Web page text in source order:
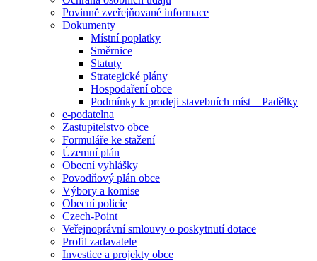
Povinně zveřejňované informace
Dokumenty
Místní poplatky
Směrnice
Statuty
Strategické plány
Hospodaření obce
Podmínky k prodeji stavebních míst – Padělky
e-podatelna
Zastupitelstvo obce
Formuláře ke stažení
Územní plán
Obecní vyhlášky
Povodňový plán obce
Výbory a komise
Obecní policie
Czech-Point
Veřejnoprávní smlouvy o poskytnutí dotace
Profil zadavatele
Investice a projekty obce